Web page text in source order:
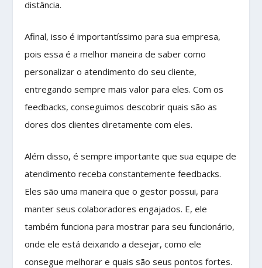
distância.
Afinal, isso é importantíssimo para sua empresa,
pois essa é a melhor maneira de saber como
personalizar o atendimento do seu cliente,
entregando sempre mais valor para eles. Com os
feedbacks, conseguimos descobrir quais são as
dores dos clientes diretamente com eles.
Além disso, é sempre importante que sua equipe de
atendimento receba constantemente feedbacks.
Eles são uma maneira que o gestor possui, para
manter seus colaboradores engajados. E, ele
também funciona para mostrar para seu funcionário,
onde ele está deixando a desejar, como ele
consegue melhorar e quais são seus pontos fortes.